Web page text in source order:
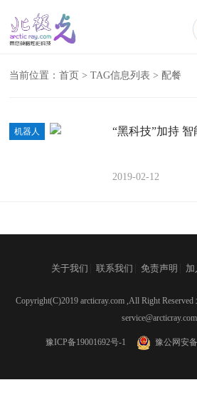
当前位置：首页 > TAG信息列表 > 配餐
机器人 “黑
2019-02-12
关于我们 联系我们 免责声明 加
Copyright(C)2019 arcticray.com ,All Right
service@arcticray.com
豫ICP备19001692号-1 豫公网安